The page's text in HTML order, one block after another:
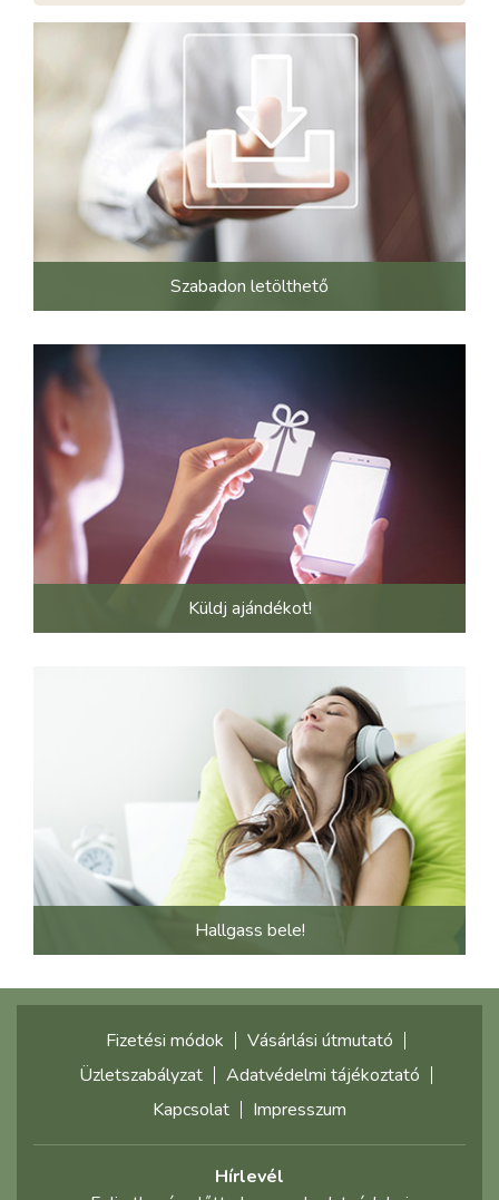
Szabadon letölthető
Küldj ajándékot!
Hallgass bele!
Fizetési módok
Vásárlási útmutató
Üzletszabályzat
Adatvédelmi tájékoztató
Kapcsolat
Impresszum
Hírlevél